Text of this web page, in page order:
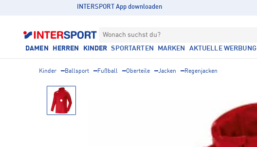
INTERSPORT App downloaden
Wonach suchst du?
DAMEN HERREN KINDER SPORTARTEN MARKEN AKTUELLE WERBUNG
Kinder Ballsport Fußball Oberteile Jacken Regenjacken